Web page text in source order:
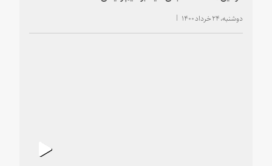
دوشنبه، ۲۴ خرداد ۱۴۰۰